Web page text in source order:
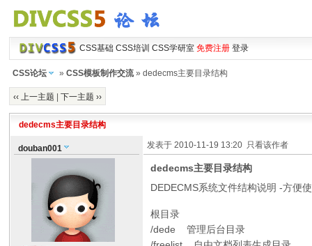
CSS基础 CSS培训 CSS学研室 免费注册 登录
CSS论坛 »CSS模板制作交流» dedecms主要目录结构
‹‹ 上一主题 |下一主题 ››
dedecms主要目录结构
douban001 发表于 2010-11-19 13:20 只看该作者
dedecms主要目录结构
DEDECMS系统文件结构说明 -方便
根目录
/dede 管理后台目录